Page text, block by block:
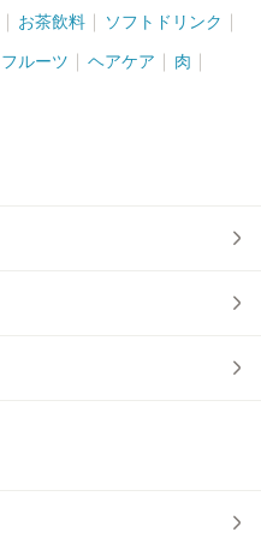
お茶飲料 ソフトドリンク
フルーツ ヘアケア 肉